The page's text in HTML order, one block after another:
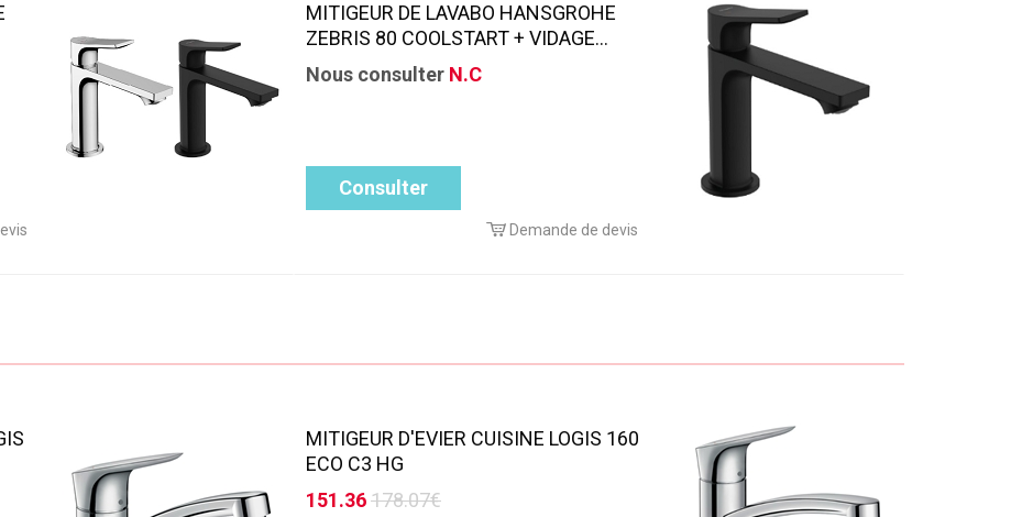
MITIGEUR DE LAVABO HANSGROHE
ZEBRIS 80 COOLSTART + VIDAGE...
Nous consulter N.C
Consulter
Demande de devis
MITIGEUR D'EVIER CUISINE LOGIS 160
ECO C3 HG
151.36178.07€